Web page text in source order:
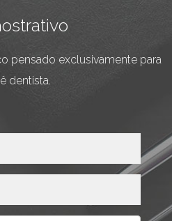
pensado exclusivamente para
dentista.